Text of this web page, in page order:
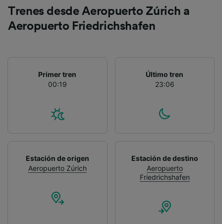
Trenes desde Aeropuerto Zúrich a
Aeropuerto Friedrichshafen
Primer tren
00:19
Último tren
23:06
Estación de origen
Aeropuerto Zúrich
Estación de destino
Aeropuerto
Friedrichshafen